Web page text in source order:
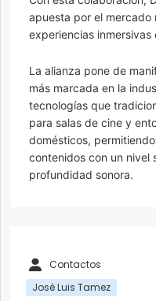
apuesta por el mercado
experiencias
La alianza pone de
más marcada en la
tecnologías que
para salas de cine y
domésticos,
contenidos con un nivel
profundidad sonora.
Contactos
José Luis Tamez